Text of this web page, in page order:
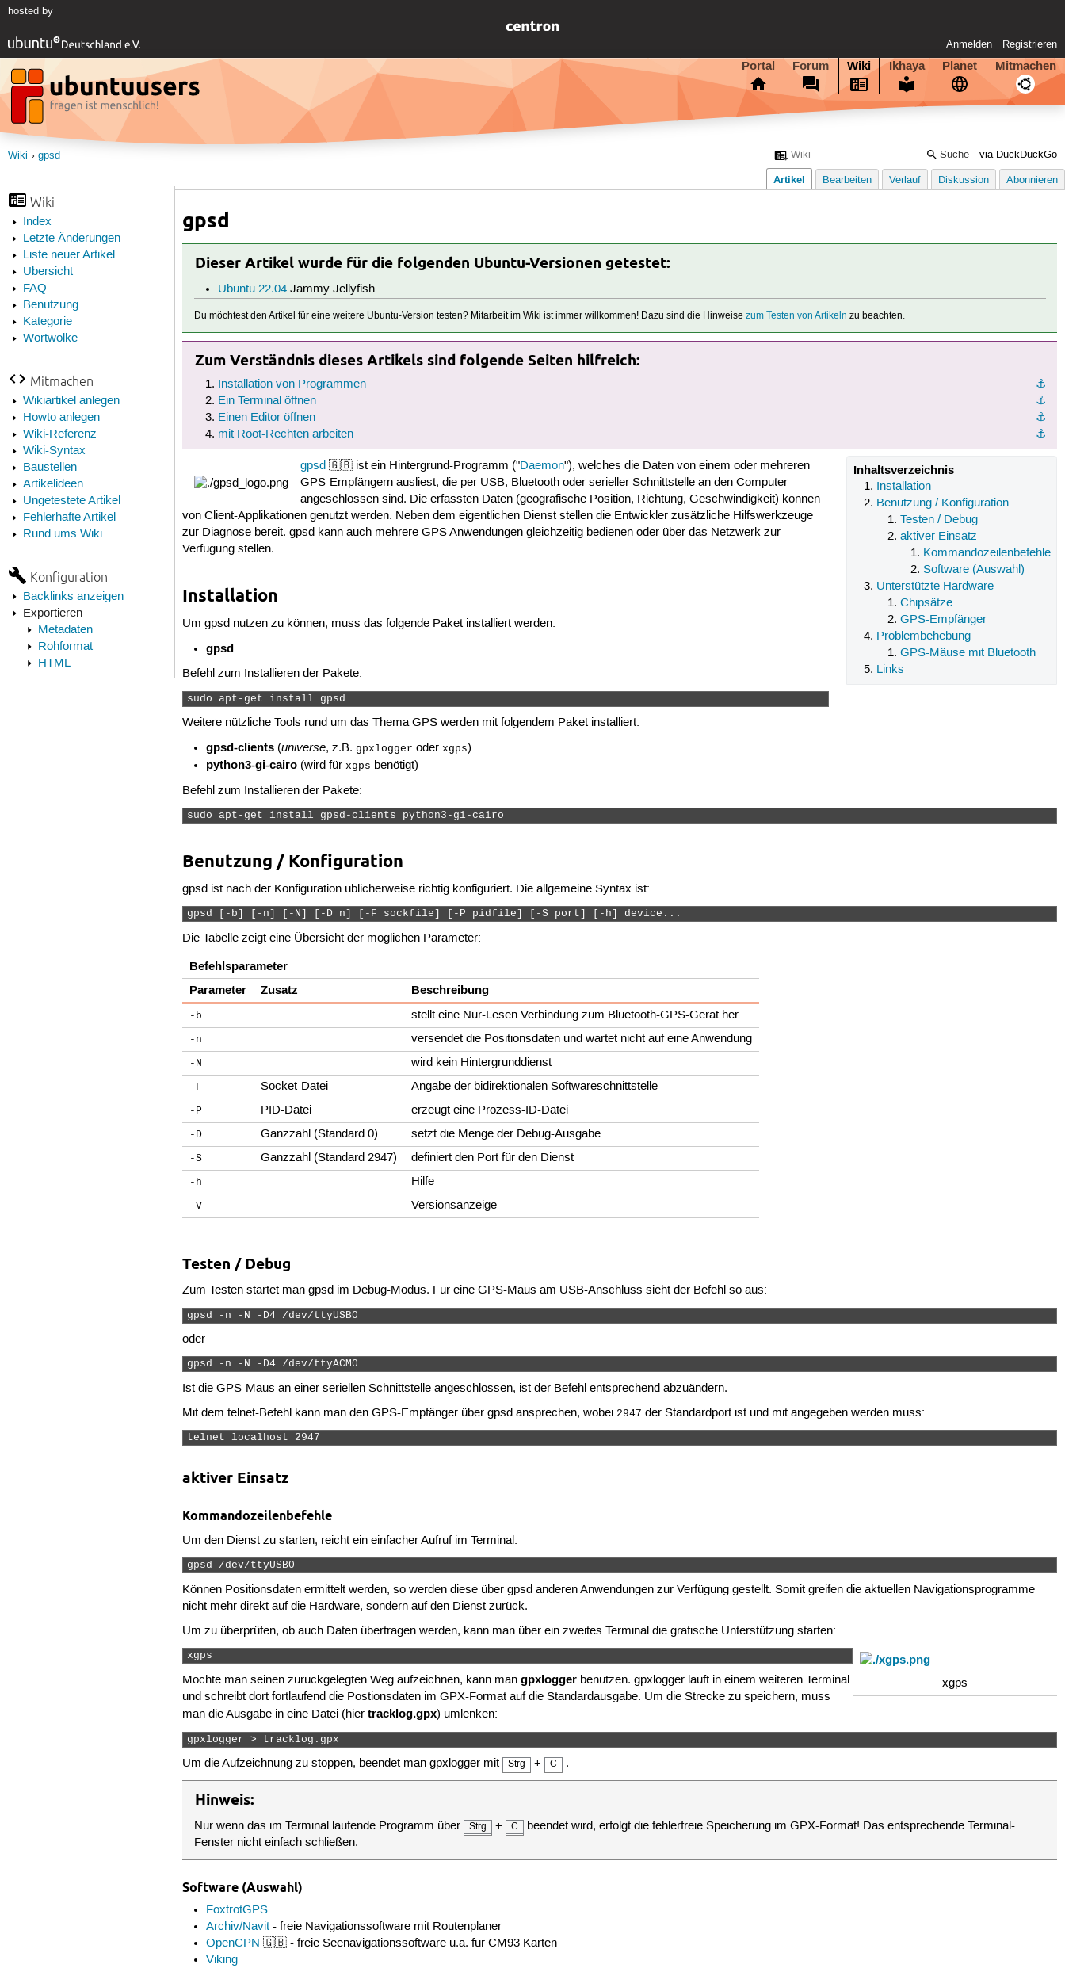
hosted by
Anmelden Registrieren
Portal Forum Wiki Ikhaya Planet Mitmachen
via DuckDuckGo
Wiki gpsd
Wiki
Index
Letzte Änderungen
Liste neuer Artikel
Übersicht
FAQ
Benutzung
Kategorie
Wortwolke
Mitmachen
Wikiartikel anlegen
Howto anlegen
Wiki-Referenz
Wiki-Syntax
Baustellen
Artikelideen
Ungetestete Artikel
Fehlerhafte Artikel
Rund ums Wiki
Konfiguration
Backlinks anzeigen
Exportieren
Metadaten
Rohformat
HTML
Artikel Bearbeiten Verlauf Diskussion Abonnieren
gpsd
Dieser Artikel wurde für die folgenden Ubuntu-Versionen getestet:
Ubuntu 22.04Jammy Jellyfish
Du möchtest den Artikel für eine weitere Ubuntu-Version testen? Mitarbeit im Wiki ist immer willkommen! Dazu sind die Hinweisezum Testen von Artikeln zu beachten.
Zum Verständnis dieses Artikels sind folgende Seiten hilfreich:
⚓︎
Installation von Programmen
⚓︎
Ein Terminal öffnen
⚓︎
Einen Editor öffnen
⚓︎
mit Root-Rechten arbeiten
Inhaltsverzeichnis
Installation
Benutzung / Konfiguration
Testen / Debug
aktiver Einsatz
Kommandozeilenbefehle
Software (Auswahl)
Unterstützte Hardware
Chipsätze
GPS-Empfänger
Problembehebung
GPS-Mäuse mit Bluetooth
Links
gpsd🇬🇧 ist ein Hintergrund-Programm ("Daemon"), welches die Daten von einem oder mehreren
GPS-Empfängern ausliest, die per USB, Bluetooth oder serieller Schnittstelle an den Computer
angeschlossen sind. Die erfassten Daten (geografische Position, Richtung, Geschwindigkeit) können
von Client-Applikationen genutzt werden. Neben dem eigentlichen Dienst stellen die Entwickler zusätzliche Hilfswerkzeuge
zur Diagnose bereit. gpsd kann auch mehrere GPS Anwendungen gleichzeitig bedienen oder über das Netzwerk zur
Verfügung stellen.
Installation
Um gpsd nutzen zu können, muss das folgende Paket installiert werden:
gpsd
Befehl zum Installieren der Pakete:
sudo apt-get install gpsd
Weitere nützliche Tools rund um das Thema GPS werden mit folgendem Paket installiert:
gpsd-clients(universe, z.B. gpxlogger oder xgps)
python3-gi-cairo(wird für xgps benötigt)
Befehl zum Installieren der Pakete:
sudo apt-get install gpsd-clients python3-gi-cairo
Benutzung / Konfiguration
gpsd ist nach der Konfiguration üblicherweise richtig konfiguriert. Die allgemeine Syntax ist:
gpsd [-b] [-n] [-N] [-D n] [-F sockfile] [-P pidfile] [-S port] [-h] device...
Die Tabelle zeigt eine Übersicht der möglichen Parameter:
Befehlsparameter
Parameter
Zusatz Beschreibung
-b stellt eine Nur-Lesen Verbindung zum Bluetooth-GPS-Gerät her
-n versendet die Positionsdaten und wartet nicht auf eine Anwendung
-N wird kein Hintergrunddienst
-F Socket-Datei Angabe der bidirektionalen Softwareschnittstelle
-P PID-Datei erzeugt eine Prozess-ID-Datei
-D Ganzzahl (Standard 0) setzt die Menge der Debug-Ausgabe
-S Ganzzahl (Standard 2947) definiert den Port für den Dienst
-h Hilfe
-V Versionsanzeige
Testen / Debug
Zum Testen startet man gpsd im Debug-Modus. Für eine GPS-Maus am USB-Anschluss sieht der Befehl so aus:
gpsd -n -N -D4 /dev/ttyUSB0
oder
gpsd -n -N -D4 /dev/ttyACM0
Ist die GPS-Maus an einer seriellen Schnittstelle angeschlossen, ist der Befehl entsprechend abzuändern.
Mit dem telnet-Befehl kann man den GPS-Empfänger über gpsd ansprechen, wobei 2947 der Standardport ist und mit angegeben werden muss:
telnet localhost 2947
aktiver Einsatz
Kommandozeilenbefehle
Um den Dienst zu starten, reicht ein einfacher Aufruf im Terminal:
gpsd /dev/ttyUSB0
Können Positionsdaten ermittelt werden, so werden diese über gpsd anderen Anwendungen zur Verfügung gestellt. Somit greifen die aktuellen Navigationsprogramme
nicht mehr direkt auf die Hardware, sondern auf den Dienst zurück.
Um zu überprüfen, ob auch Daten übertragen werden, kann man über ein zweites Terminal die grafische Unterstützung starten:
xgps
xgps
Möchte man seinen zurückgelegten Weg aufzeichnen, kann mangpxlogger benutzen. gpxlogger läuft in einem weiteren Terminal
und schreibt dort fortlaufend die Postionsdaten im GPX-Format auf die Standardausgabe. Um die Strecke zu speichern, muss
man die Ausgabe in eine Datei (hiertracklog.gpx) umlenken:
gpxlogger > tracklog.gpx
Um die Aufzeichnung zu stoppen, beendet man gpxlogger mit Strg + C .
Hinweis:
Nur wenn das im Terminal laufende Programm über Strg + C
beendet wird, erfolgt die fehlerfreie Speicherung im GPX-Format! Das entsprechende Terminal-
Fenster nicht einfach schließen.
Software (Auswahl)
FoxtrotGPS
Archiv/Navit- freie Navigationssoftware mit Routenplaner
OpenCPN 🇬🇧 - freie Seenavigationssoftware u.a. für CM93 Karten
Viking